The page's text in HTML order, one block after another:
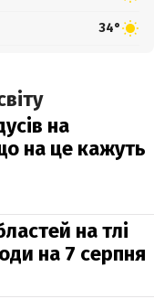
34°
на
на це кажуть
на тлі
на 7 серпня